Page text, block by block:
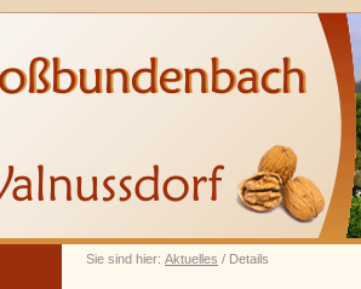
Sie sind hier: Aktuelles / Details